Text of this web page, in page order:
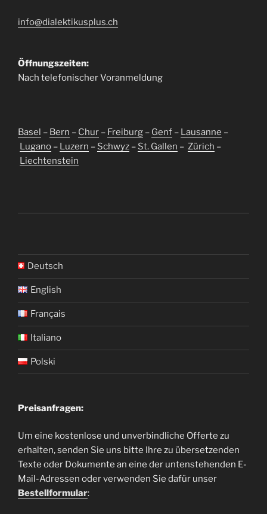
info@dialektikusplus.ch
Öffnungszeiten:
Nach telefonischer Voranmeldung
Basel – Bern – Chur – Freiburg – Genf – Lausanne –
Lugano – Luzern – Schwyz – St. Gallen – Zürich –
Liechtenstein
Deutsch
English
Français
Italiano
Polski
Preisanfragen:
Um eine kostenlose und unverbindliche Offerte zu
erhalten, senden Sie uns bitte Ihre zu übersetzenden
Texte oder Dokumente an eine der untenstehenden E-
Mail-Adressen oder verwenden Sie dafür unser
Bestellformular: